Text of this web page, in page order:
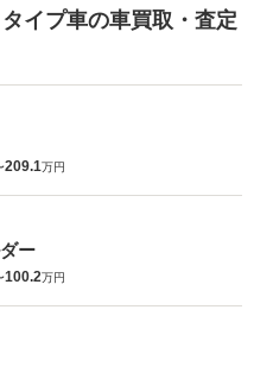
イプ車の車買取・査定
209.1万円
ー
100.2万円